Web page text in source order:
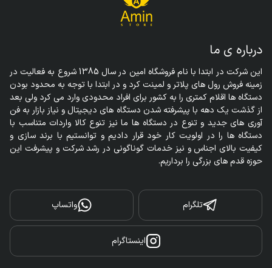
درباره ی ما
حوزه قدم های بزرگی را برداریم.
تلگرام واتساپ
اینستاگرام